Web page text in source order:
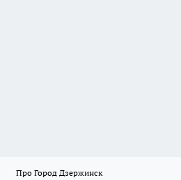
Про Город Дзержинск